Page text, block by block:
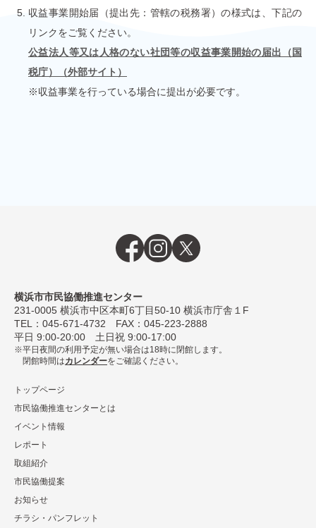
収益事業開始届（提出先：管轄の税務署）の様式は、下記の
リンクをご覧ください。
公益法⼈等⼜は⼈格のない社団等の収益事業開始の届出（国
税庁）（外部サイト）
※収益事業を⾏っている場合に提出が必要です。
横浜市市民協働推進センター
231-0005 横浜市中区本町6丁⽬50-10 横浜市庁舎１F
TEL： 045-671-4732 FAX：045-223-2888
平⽇ 9:00-20:00 ⼟⽇祝 9:00-17:00
平日夜間の利用予定が無い場合は18時に閉館します。
閉館時間はカレンダーをご確認ください。
トップページ
市民協働推進センターとは
イベント情報
レポート
取組紹介
市⺠協働提案
お知らせ
チラシ・パンフレット